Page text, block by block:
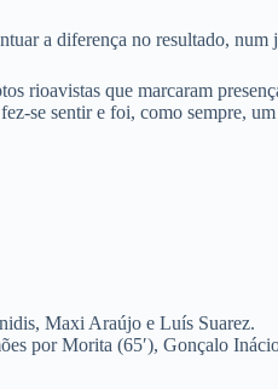
a diferença no resultado,
rioavistas que marcaram
se sentir e foi, como sempre,
Maxi Araújo e Luís Suarez.
por Morita (65′), Gonçalo